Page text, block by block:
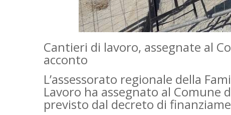
Cantieri di lavoro, assegnate al
acconto
L’assessorato regionale della
Lavoro ha assegnato al Comune
previsto dal decreto di